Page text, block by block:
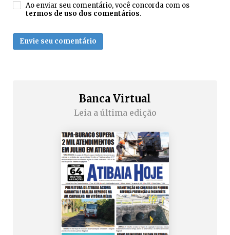
Ao enviar seu comentário, você concorda com os
termos de uso dos comentários.
Envie seu comentário
Banca Virtual
Leia a última edição